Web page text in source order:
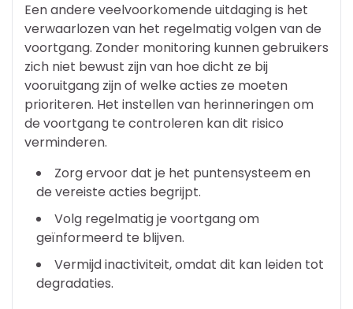
Een andere veelvoorkomende uitdaging is het
verwaarlozen van het regelmatig volgen van de
voortgang. Zonder monitoring kunnen gebruikers
zich niet bewust zijn van hoe dicht ze bij
vooruitgang zijn of welke acties ze moeten
prioriteren. Het instellen van herinneringen om
de voortgang te controleren kan dit risico
verminderen.
Zorg ervoor dat je het puntensysteem en
de vereiste acties begrijpt.
Volg regelmatig je voortgang om
geïnformeerd te blijven.
Vermijd inactiviteit, omdat dit kan leiden tot
degradaties.